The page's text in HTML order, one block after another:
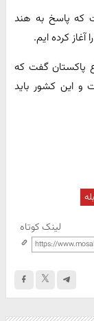
که پاسخ به هند
کرده ایم.
پاکستان گفت که
و این کشور باید
لینک کوتاه